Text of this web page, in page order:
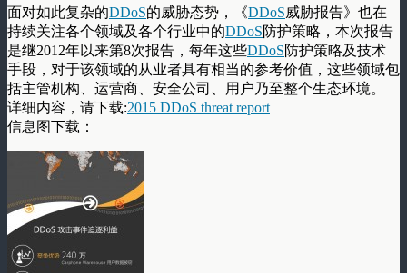
面对如此复杂的DDoS的威胁态势，《DDoS威胁报告》也在
持续关注各个领域及各个行业中的DDoS防护策略，本次报告
是继2012年以来第8次报告，每年这些DDoS防护策略及技术
手段，对于该领域的从业者具有相当的参考价值，这些领域包
括主管机构、运营商、安全公司、用户乃至整个生态环境。
详细内容，请下载:2015 DDoS threat report
信息图下载：